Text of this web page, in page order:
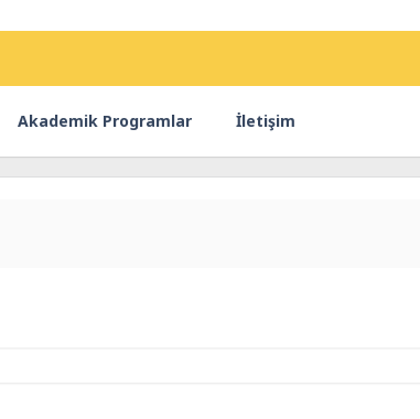
Akademik Programlar İletişim